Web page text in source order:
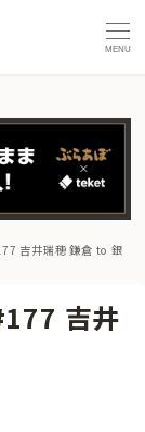
MENU
吉井瑞穂 鎌倉 to 銀
吉井